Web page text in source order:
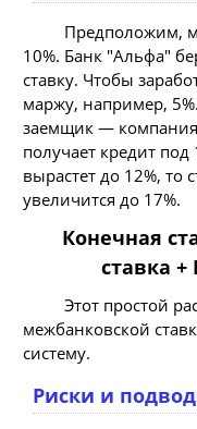
Предположим,
10%. Банк "Альфа"
ставку. Чтобы
маржу, например,
заемщик —
получает кредит под
вырастет до 12%, то
увеличится до 17%.
Конечная
ставка
Этот простой
межбанковской
систему.
Риски и